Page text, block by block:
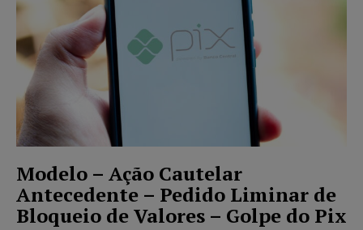
Modelo – Ação Cautelar
Antecedente – Pedido Liminar de
Bloqueio de Valores – Golpe do Pix